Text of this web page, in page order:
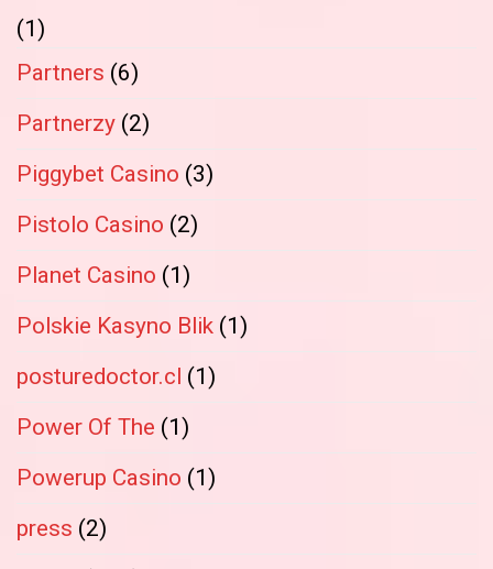
(1)
Partners (6)
Partnerzy (2)
Piggybet Casino (3)
Pistolo Casino (2)
Planet Casino (1)
Polskie Kasyno Blik (1)
posturedoctor.cl (1)
Power Of The (1)
Powerup Casino (1)
press (2)